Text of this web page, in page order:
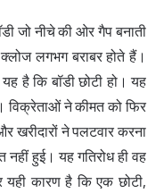
जो नीचे की ओर गैप बनाती
लगभग बराबर होते हैं।
है कि बॉडी छोटी हो। यह
विक्रेताओं ने कीमत को फिर
ने पलटवार करना
हुई। यह गतिरोध ही वह
यही कारण है कि एक छोटी,